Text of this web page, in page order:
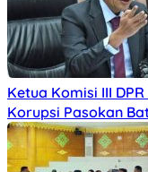
Ketua Komisi III
Korupsi Pasokan